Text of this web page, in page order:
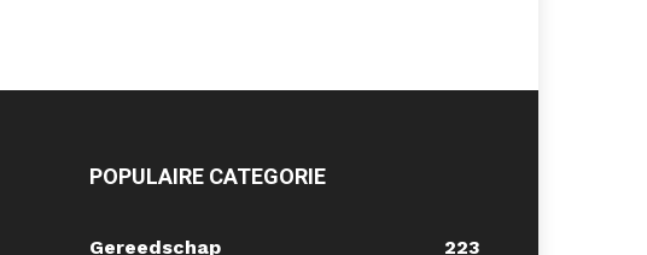
POPULAIRE CATEGORIE
Gereedschap
223